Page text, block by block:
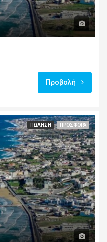
Προβολή
ΠΏΛΗΣΗ ΠΡΟΣΦΟΡΆ